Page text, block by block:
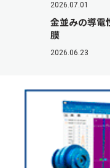
2026.07.01
金並みの導電
膜
2026.06.23